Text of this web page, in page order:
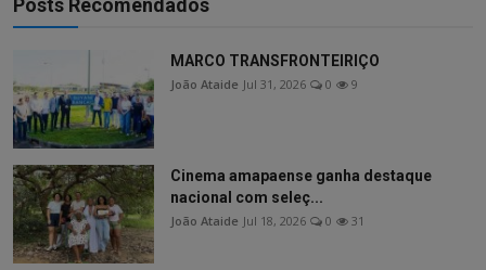
Posts Recomendados
MARCO TRANSFRONTEIRIÇO
João Ataide Jul 31, 2026 0 9
Cinema amapaense ganha destaque
nacional com seleç...
João Ataide Jul 18, 2026 0 31